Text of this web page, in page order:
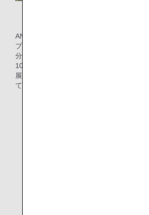
ANACでは、調理時に出る残渣が1年間で
プール1杯分）、油が約28トン（2Lのペッ
分）発生します*3。これらを無駄にせず、
100％リサイクルをしてきておりますが、
展させる形で循環型の仕組みを導入し、
てた野菜を機内食に活用します。